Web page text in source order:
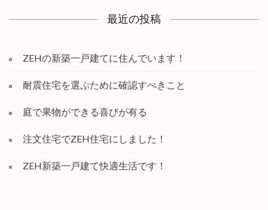
ン
最近の投稿
ZEHの新築一戸建てに住んでいます！
耐震住宅を選ぶために確認すべきこと
庭で果物ができる喜びが有る
注文住宅でZEH住宅にしました！
ZEH新築一戸建て快適生活です！